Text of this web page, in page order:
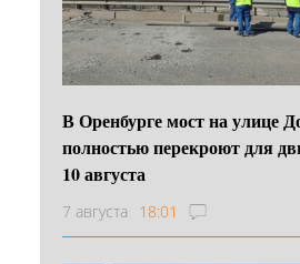
В Оренбурге мост на улице
полностью перекроют для
10 августа
7 августа 18:01